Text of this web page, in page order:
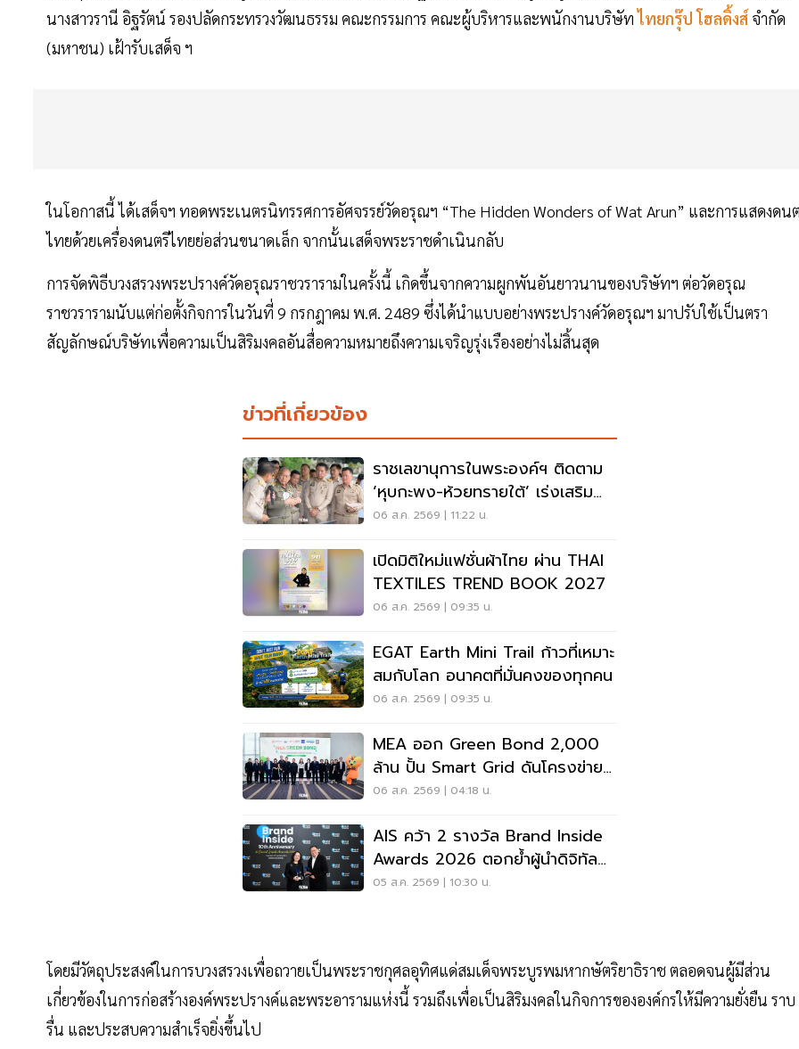
นางสาวรานี อิฐรัตน์ รองปลัดกระทรวงวัฒนธรรม คณะกรรมการ คณะผู้บริหารและพนักงานบริษัทไทยกรุ๊ป โฮลดิ้งส์ จำกัด
(มหาชน) เฝ้ารับเสด็จ ฯ
ในโอกาสนี้ ได้เสด็จฯ ทอดพระเนตรนิทรรศการอัศจรรย์วัดอรุณฯ “The Hidden Wonders of Wat Arun” และการแสดงดน
ไทยด้วยเครื่องดนตรีไทยย่อส่วนขนาดเล็ก จากนั้นเสด็จพระราชดำเนินกลับ
การจัดพิธีบวงสรวงพระปรางค์วัดอรุณราชวรารามในครั้งนี้ เกิดขึ้นจากความผูกพันอันยาวนานของบริษัทฯ ต่อวัดอรุณ
ราชวรารามนับแต่ก่อตั้งกิจการในวันที่ 9 กรกฎาคม พ.ศ. 2489 ซึ่งได้นำแบบอย่างพระปรางค์วัดอรุณฯ มาปรับใช้เป็นตรา
สัญลักษณ์บริษัทเพื่อความเป็นสิริมงคลอันสื่อความหมายถึงความเจริญรุ่งเรืองอย่างไม่สิ้นสุด
ข่าวที่เกี่ยวข้อง
ราชเลขานุการในพระองค์ฯ ติดตาม
‘หุบกะพง-ห้วยทรายใต้’ เร่งเสริม
ความมั่นคงน้ำเพชรบุรี
06 ส.ค. 2569 | 11:22 น.
เปิดมิติใหม่แฟชั่นผ้าไทย ผ่าน THAI
TEXTILES TREND BOOK 2027
06 ส.ค. 2569 | 09:35 น.
EGAT Earth Mini Trail ก้าวที่เหมาะ
สมกับโลก อนาคตที่มั่นคงของทุกคน
06 ส.ค. 2569 | 09:35 น.
MEA ออก Green Bond 2,000
ล้าน ปั้น Smart Grid ดันโครงข่าย
ไฟฟ้าคาร์บอนต่ำ
06 ส.ค. 2569 | 04:18 น.
AIS คว้า 2 รางวัล Brand Inside
Awards 2026 ตอกย้ำผู้นำดิจิทัล
ไทย
05 ส.ค. 2569 | 10:30 น.
โดยมีวัตถุประสงค์ในการบวงสรวงเพื่อถวายเป็นพระราชกุศลอุทิศแด่สมเด็จพระบูรพมหากษัตริยาธิราช ตลอดจนผู้มีส่วน
เกี่ยวข้องในการก่อสร้างองค์พระปรางค์และพระอารามแห่งนี้ รวมถึงเพื่อเป็นสิริมงคลในกิจการขององค์กรให้มีความยั่งยืน ราบ
รื่น และประสบความสำเร็จยิ่งขึ้นไป